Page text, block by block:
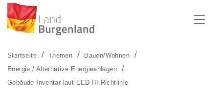
Startseite Themen
Bauen/Wohnen
Energie / Alternative Energieanlagen
Gebäude-Inventar laut EED III-Richtlinie